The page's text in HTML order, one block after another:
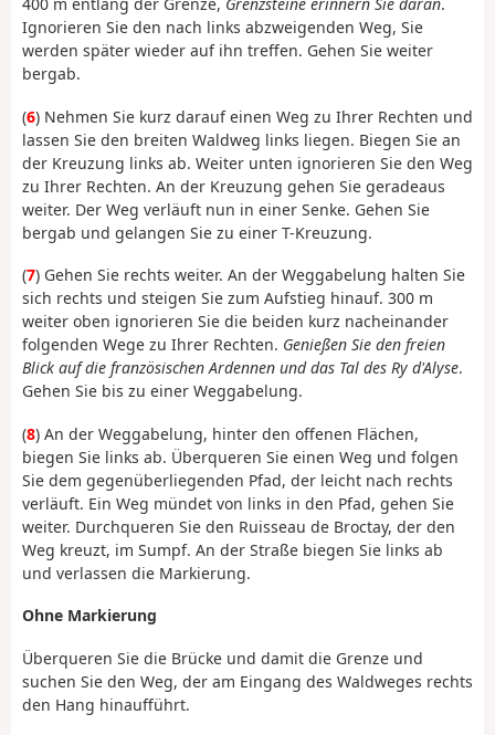
400 m entlang der Grenze, Grenzsteine erinnern Sie daran.
Ignorieren Sie den nach links abzweigenden Weg, Sie
werden später wieder auf ihn treffen. Gehen Sie weiter
bergab.
(6) Nehmen Sie kurz darauf einen Weg zu Ihrer Rechten und
lassen Sie den breiten Waldweg links liegen. Biegen Sie an
der Kreuzung links ab. Weiter unten ignorieren Sie den Weg
zu Ihrer Rechten. An der Kreuzung gehen Sie geradeaus
weiter. Der Weg verläuft nun in einer Senke. Gehen Sie
bergab und gelangen Sie zu einer T-Kreuzung.
(7) Gehen Sie rechts weiter. An der Weggabelung halten Sie
sich rechts und steigen Sie zum Aufstieg hinauf. 300 m
weiter oben ignorieren Sie die beiden kurz nacheinander
folgenden Wege zu Ihrer Rechten. Genießen Sie den freien
Blick auf die französischen Ardennen und das Tal des Ry d'Alyse.
Gehen Sie bis zu einer Weggabelung.
(8) An der Weggabelung, hinter den offenen Flächen,
biegen Sie links ab. Überqueren Sie einen Weg und folgen
Sie dem gegenüberliegenden Pfad, der leicht nach rechts
verläuft. Ein Weg mündet von links in den Pfad, gehen Sie
weiter. Durchqueren Sie den Ruisseau de Broctay, der den
Weg kreuzt, im Sumpf. An der Straße biegen Sie links ab
und verlassen die Markierung.
Ohne Markierung
Überqueren Sie die Brücke und damit die Grenze und
suchen Sie den Weg, der am Eingang des Waldweges rechts
den Hang hinaufführt.